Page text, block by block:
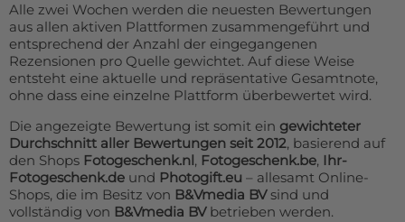
Fußmatte
Bodenmatte
Custom skateboard deck
Bilddatenbank
Über uns
Lieferzeiten
Login
Impressum
Alle zwei Wochen werden die neuesten Bewertungen
aus allen aktiven Plattformen zusammengeführt und
entsprechend der Anzahl der eingegangenen
Rezensionen pro Quelle gewichtet. Auf diese Weise
entsteht eine aktuelle und repräsentative Gesamtnote,
ohne dass eine einzelne Plattform überbewertet wird.
Die angezeigte Bewertung ist somit ein gewichteter
Durchschnitt aller Bewertungen seit 2012, basierend auf
den Shops Fotogeschenk.nl , Fotogeschenk.be, Ihr-
Fotogeschenk.de und Photogift.eu – allesamt Online-
Shops, die im Besitz von B&Vmedia BVsind und
vollständig von B&Vmedia BVbetrieben werden.